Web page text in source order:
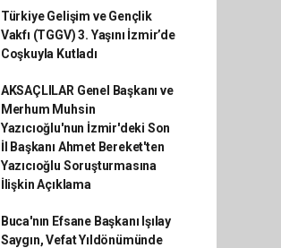
Türkiye Gelişim ve Gençlik
Vakfı (TGGV) 3. Yaşını İzmir’de
Coşkuyla Kutladı
AKSAÇLILAR Genel Başkanı ve
Merhum Muhsin
Yazıcıoğlu'nun İzmir'deki Son
İl Başkanı Ahmet Bereket'ten
Yazıcıoğlu Soruşturmasına
İlişkin Açıklama
Buca'nın Efsane Başkanı Işılay
Saygın, Vefat Yıldönümünde